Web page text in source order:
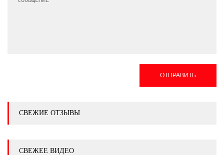
ОТПРАВИТЬ
СВЕЖИЕ ОТЗЫВЫ
СВЕЖЕЕ ВИДЕО